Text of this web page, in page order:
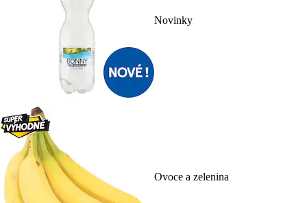
Novinky
Ovoce a zelenina